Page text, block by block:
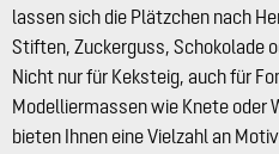
lassen sich die Plätzchen nach
Stiften, Zuckerguss, Schokolade
Nicht nur für Keksteig, auch für
Modelliermassen wie Knete oder
bieten Ihnen eine Vielzahl an